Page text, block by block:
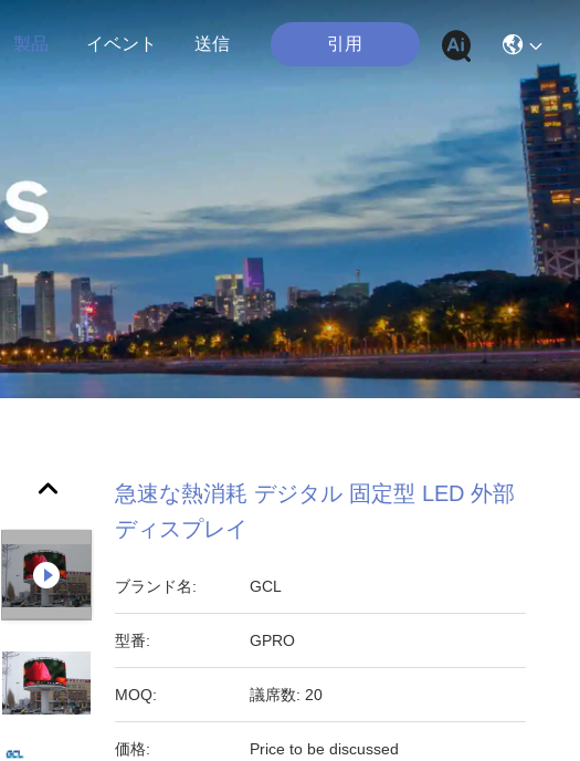
製品 イベント 送信 引用
急速な熱消耗 デジタル 固定型 LED 外部
ディスプレイ
ブランド名: GCL
型番: GPRO
MOQ: 議席数: 20
価格: Price to be discussed